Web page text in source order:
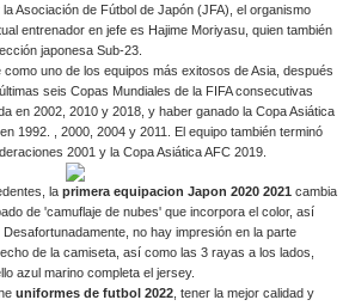
Asociación de Fútbol de Japón (JFA), el organismo
entrenador en jefe es Hajime Moriyasu, quien también
japonesa Sub-23.
uno de los equipos más exitosos de Asia, después
seis Copas Mundiales de la FIFA consecutivas
en 2002, 2010 y 2018, y haber ganado la Copa Asiática
1992. , 2000, 2004 y 2011. El equipo también terminó
2001 y la Copa Asiática AFC 2019.
la primera equipacion Japon 2020 2021 cambia
de 'camuflaje de nubes' que incorpora el color, así
no hay impresión en la parte
de la camiseta, así como las 3 rayas a los lados,
azul marino completa el jersey.
uniformes de futbol 2022, tener la mejor calidad y